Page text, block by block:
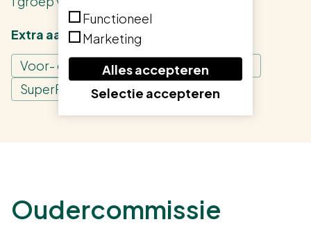
Extra aanbod
Voor- en Vroegschoolse educatie (VVE)
SuperFIT
Oudercommissie
Functioneel
Marketing
Alles accepteren
Selectie accepteren